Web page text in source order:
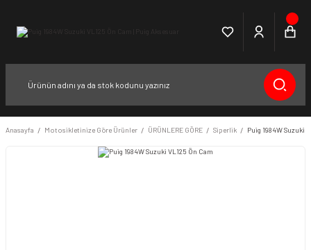
Anasayfa Motosikletinize Göre Ürünler ÜRÜNLERE GÖRE Siperlik Puig 1984W Suzuki